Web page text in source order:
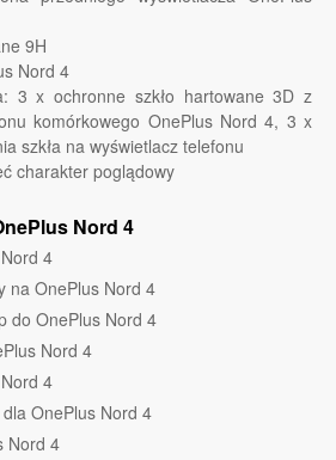
9H
Nord 4
3 x ochronne szkło hartowane 3D z
komórkowego OnePlus Nord 4, 3 x
szkła na wyświetlacz telefonu
charakter poglądowy
Nord 4
4
na OnePlus Nord 4
do OnePlus Nord 4
Nord 4
4
OnePlus Nord 4
Nord 4